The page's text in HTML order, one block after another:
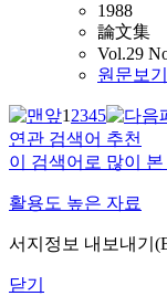
1988
論文集
Vol.29
원문보기
12345
연관 검색어 추천
이 검색어로 많이 본
활용도 높은 자료
서지정보 내보내기
닫기